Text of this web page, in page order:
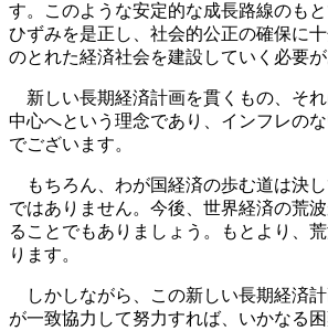
す。このような安定的な成長路線のも
ひずみを是正し、社会的公正の確保に
のとれた経済社会を建設していく必要が
新しい長期経済計画を貫くもの、そ
中心へという理念であり、インフレの
でございます。
もちろん、わが国経済の歩む道は決
ではありません。今後、世界経済の荒
ることでもありましょう。もとより、
ります。
しかしながら、この新しい長期経済
が一致協力して努力すれば、いかなる